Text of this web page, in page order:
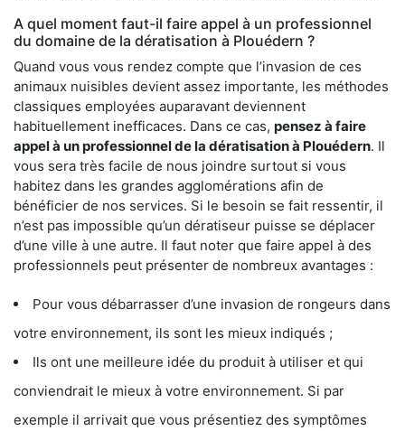
A quel moment faut-il faire appel à un professionnel
du domaine de la dératisation à Plouédern ?
Quand vous vous rendez compte que l’invasion de ces
animaux nuisibles devient assez importante, les méthodes
classiques employées auparavant deviennent
habituellement inefficaces. Dans ce cas, pensez à faire
appel à un professionnel de la dératisation à Plouédern. Il
vous sera très facile de nous joindre surtout si vous
habitez dans les grandes agglomérations afin de
bénéficier de nos services. Si le besoin se fait ressentir, il
n’est pas impossible qu’un dératiseur puisse se déplacer
d’une ville à une autre. Il faut noter que faire appel à des
professionnels peut présenter de nombreux avantages :
Pour vous débarrasser d’une invasion de rongeurs dans
votre environnement, ils sont les mieux indiqués ;
Ils ont une meilleure idée du produit à utiliser et qui
conviendrait le mieux à votre environnement. Si par
exemple il arrivait que vous présentiez des symptômes